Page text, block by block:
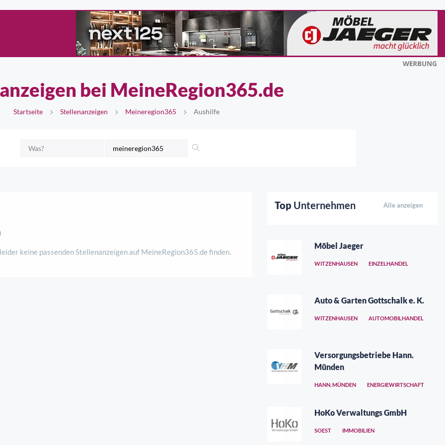
bei MeineRegion365.de
Startseite Stellenanzeigen Meineregion365 Aushilfe
keine passenden Stellenanzeigen auf MeineRegion365.de finden.
Top Unternehmen Alle anzeigen
Möbel Jaeger
WITZENHAUSEN EINZELHANDEL
Auto & Garten Gottschalk e. K.
WITZENHAUSEN AUTOMOBILHANDEL
Versorgungsbetriebe Hann.
Münden
HANN. MÜNDEN ENERGIEWIRTSCHAFT
HoKo Verwaltungs GmbH
SOEST IMMOBILIEN